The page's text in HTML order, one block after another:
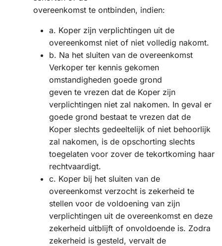
overeenkomst te ontbinden, indien:
a. Koper zijn verplichtingen uit de
overeenkomst niet of niet volledig nakomt.
b. Na het sluiten van de overeenkomst
Verkoper ter kennis gekomen
omstandigheden goede grond
geven te vrezen dat de Koper zijn
verplichtingen niet zal nakomen. In geval er
goede grond bestaat te vrezen dat de
Koper slechts gedeeltelijk of niet behoorlijk
zal nakomen, is de opschorting slechts
toegelaten voor zover de tekortkoming haar
rechtvaardigt.
c. Koper bij het sluiten van de
overeenkomst verzocht is zekerheid te
stellen voor de voldoening van zijn
verplichtingen uit de overeenkomst en deze
zekerheid uitblijft of onvoldoende is. Zodra
zekerheid is gesteld, vervalt de